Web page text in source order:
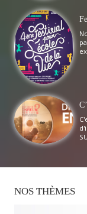
NOS THÈMES